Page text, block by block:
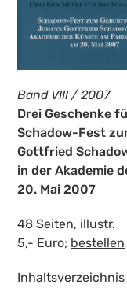
Band VIII / 2007
Drei Geschenke
Schadow-Fest
Gottfried
in der Akademie
20. Mai 2007
48 Seiten, illustr.
5,- Euro; bestellen
Inhaltsverzeichnis